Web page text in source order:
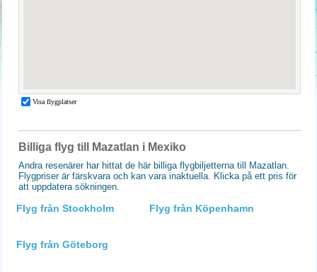
Billiga flyg till Mazatlan i Mexiko
Andra resenärer har hittat de här billiga flygbiljetterna till Mazatlan.
Flygpriser är färskvara och kan vara inaktuella. Klicka på ett pris för
att uppdatera sökningen.
Flyg från Stockholm Flyg från Köpenhamn
Flyg från Göteborg